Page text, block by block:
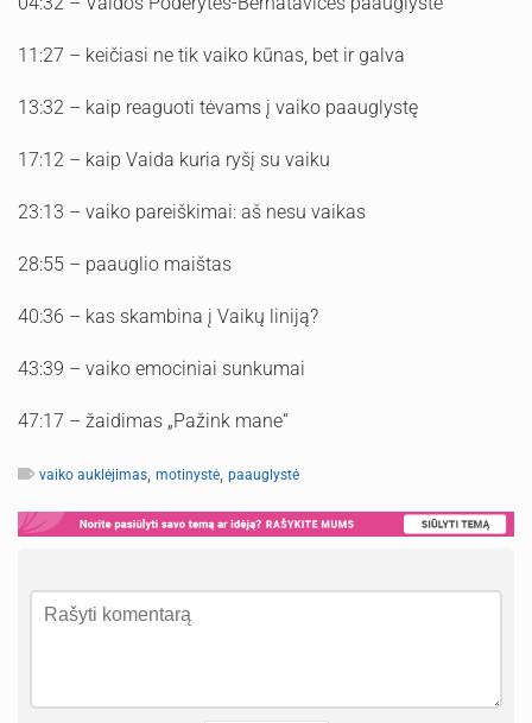
11:27 – keičiasi ne tik vaiko kūnas, bet ir galva
13:32 – kaip reaguoti tėvams į vaiko paauglystę
17:12 – kaip Vaida kuria ryšį su vaiku
23:13 – vaiko pareiškimai: aš nesu vaikas
28:55 – paauglio maištas
40:36 – kas skambina į Vaikų liniją?
43:39 – vaiko emociniai sunkumai
47:17 – žaidimas „Pažink mane“
vaiko auklėjimas, motinystė, paauglystė